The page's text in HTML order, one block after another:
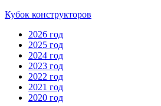
Кубок конструкторов
2026 год
2025 год
2024 год
2023 год
2022 год
2021 год
2020 год